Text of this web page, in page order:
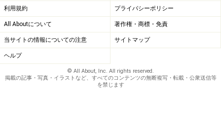
■ダージリン 本郷店
・住所：東京都文京区本郷5-26-5
・TEL：03-5684-4448
・営業時間：11:30～23:00（L.O.22:30）
・定休日：なし
・地図：Yahoo!地図情報
利用規約 プライバシーポリシー
All Aboutについて 著作権・商標・免責
当サイトの情報についての注意 サイトマップ
ヘルプ
© All About, Inc. All rights reserved.
掲載の記事・写真・イラストなど、すべてのコンテンツの無断複写・転載・公衆送信等
を禁じます